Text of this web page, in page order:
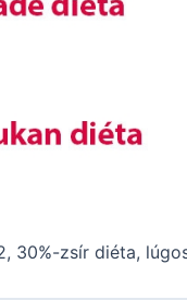
30%-zsír diéta,